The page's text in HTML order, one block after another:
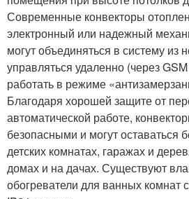
Современные конвекторы
электронный или надежный
могут объединяться в систему из
управляться удаленно (через
работать в режиме
Благодаря хорошей защите от
автоматической работе,
безопасными и могут оставаться
детских комнатах, гаражах и
домах и на дачах. Существуют
обогреватели для ванных комнат